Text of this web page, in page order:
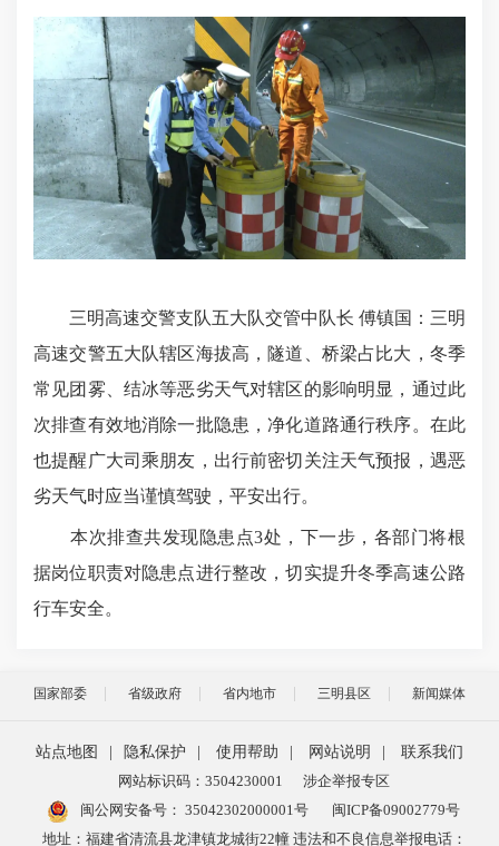
三明高速交警支队五大队交管中队长 傅镇国：三明
高速交警五大队辖区海拔高，隧道、桥梁占比大，冬季
常见团雾、结冰等恶劣天气对辖区的影响明显，通过此
次排查有效地消除一批隐患，净化道路通行秩序。在此
也提醒广大司乘朋友，出行前密切关注天气预报，遇恶
劣天气时应当谨慎驾驶，平安出行。
本次排查共发现隐患点3处，下一步，各部门将根
据岗位职责对隐患点进行整改，切实提升冬季高速公路
行车安全。
国家部委 省级政府 省内地市 三明县区 新闻媒体
站点地图 | 隐私保护 | 使用帮助 | 网站说明 |
联系我们
网站标识码：3504230001
涉企举报专区
闽公网安备号： 35042302000001号
闽ICP备09002779号
地址：福建省清流县龙津镇龙城街22幢 违法和不良信息举报电话：